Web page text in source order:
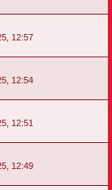
12:57
12:54
12:51
12:49